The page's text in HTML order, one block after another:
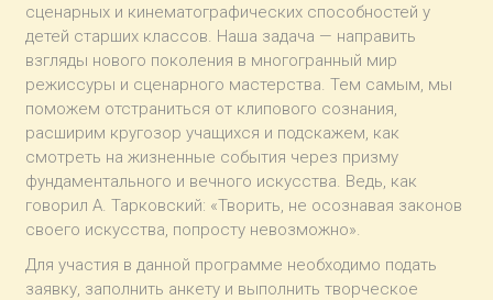
сценарных и кинематографических способностей у
детей старших классов. Наша задача — направить
взгляды нового поколения в многогранный мир
режиссуры и сценарного мастерства. Тем самым, мы
поможем отстраниться от клипового сознания,
расширим кругозор учащихся и подскажем, как
смотреть на жизненные события через призму
фундаментального и вечного искусства. Ведь, как
говорил А. Тарковский: «Творить, не осознавая законов
своего искусства, попросту невозможно».
Для участия в данной программе необходимо подать
заявку, заполнить анкету и выполнить творческое